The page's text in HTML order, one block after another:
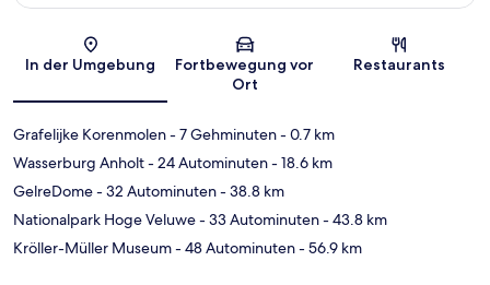
Karte
In der Umgebung
Fortbewegung vor
Ort
Restaurants
Grafelijke Korenmolen- 7 Gehminuten- 0.7 km
Wasserburg Anholt- 24 Autominuten- 18.6 km
GelreDome- 32 Autominuten- 38.8 km
Nationalpark Hoge Veluwe- 33 Autominuten- 43.8 km
Kröller-Müller Museum- 48 Autominuten- 56.9 km